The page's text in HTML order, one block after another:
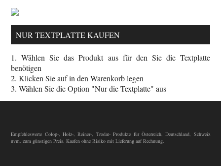
NUR TEXTPLATTE KAUFEN
1. Wählen Sie das Produkt aus für den Sie die Textplatte
benötigen
2. Klicken Sie auf in den Warenkorb legen
3. Wählen Sie die Option "Nur die Textplatte" aus
Empfehleswerte Colop-, Holz-, Reiner-, Trodat- Produkte für Österreich, Deutschland, Schweiz
uvm. zum günstigen Preis. Kaufen ohne Risiko mit Lieferung auf Rechnung.